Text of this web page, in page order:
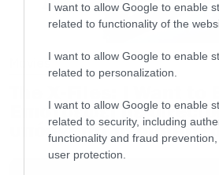
I want to allow Google to enable
related to functionality of the
I want to allow Google to enable
related to personalization.
I want to allow Google to enable
related to security, including
functionality and fraud
user protection.
Movies
The X-Files: I Want to
Επιστρέφει με
υπόσχεται